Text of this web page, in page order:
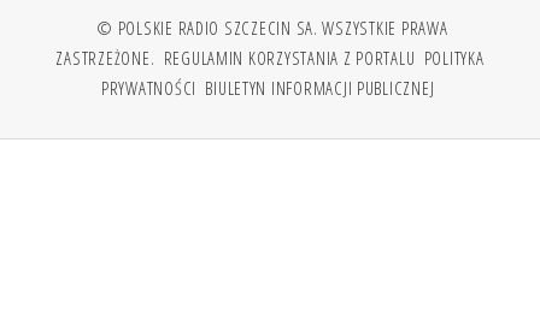
© POLSKIE RADIO SZCZECIN SA. WSZYSTKIE PRAWA
ZASTRZEŻONE. REGULAMIN KORZYSTANIA Z PORTALU POLITYKA
PRYWATNOŚCI BIULETYN INFORMACJI PUBLICZNEJ